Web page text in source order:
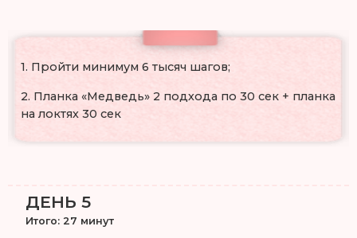
1. Пройти минимум 6 тысяч шагов;
2. Планка «Медведь» 2 подхода по 30 сек + планка
на локтях 30 сек
ДЕНЬ 5
Итого: 27 минут